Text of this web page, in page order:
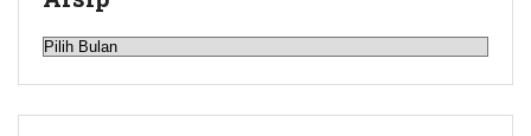
Arsip